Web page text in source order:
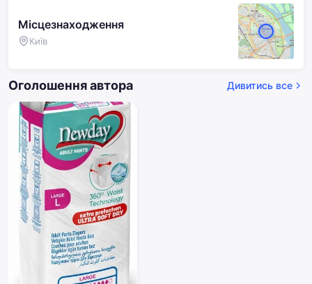
Місцезнаходження
Київ
Оголошення автора Дивитись все